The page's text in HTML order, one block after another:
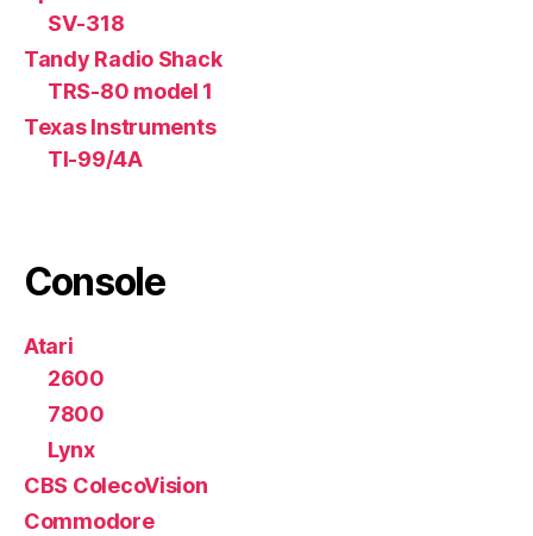
SV-318
Tandy Radio Shack
TRS-80 model 1
Texas Instruments
TI-99/4A
Console
Atari
2600
7800
Lynx
CBS ColecoVision
Commodore